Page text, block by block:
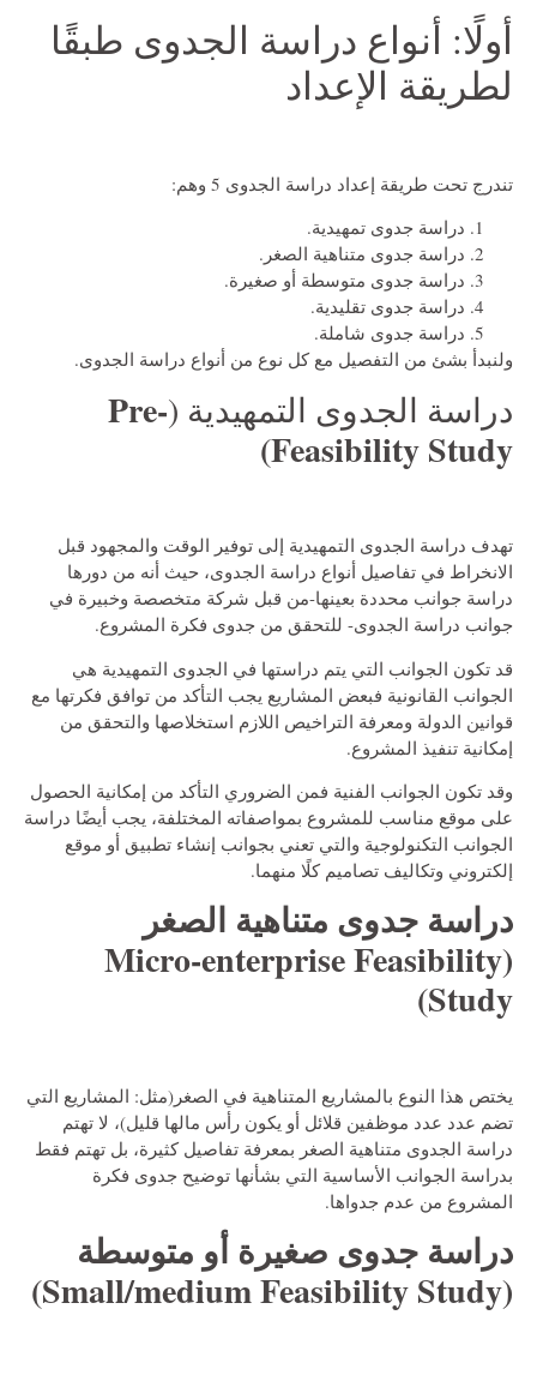
أولًا: أنواع دراسة الجدوى طبقًا
لطريقة الإعداد
تندرج تحت طريقة إعداد دراسة الجدوى 5 وهم:
دراسة جدوى تمهيدية.
دراسة جدوى متناهية الصغر.
دراسة جدوى متوسطة أو صغيرة.
دراسة جدوى تقليدية.
دراسة جدوى شاملة.
ولنبدأ بشئ من التفصيل مع كل نوع من أنواع دراسة الجدوى.
دراسة الجدوى التمهيدية (Pre-
Feasibility Study)
تهدف دراسة الجدوى التمهيدية إلى توفير الوقت والمجهود قبل
الانخراط في تفاصيل أنواع دراسة الجدوى، حيث أنه من دورها
دراسة جوانب محددة بعينها-من قبل شركة متخصصة وخبيرة في
جوانب دراسة الجدوى- للتحقق من جدوى فكرة المشروع.
قد تكون الجوانب التي يتم دراستها في الجدوى التمهيدية هي
الجوانب القانونية فبعض المشاريع يجب التأكد من توافق فكرتها مع
قوانين الدولة ومعرفة التراخيص اللازم استخلاصها والتحقق من
إمكانية تنفيذ المشروع.
وقد تكون الجوانب الفنية فمن الضروري التأكد من إمكانية الحصول
على موقع مناسب للمشروع بمواصفاته المختلفة، يجب أيضًا دراسة
الجوانب التكنولوجية والتي تعني بجوانب إنشاء تطبيق أو موقع
إلكتروني وتكاليف تصاميم كلًا منهما.
دراسة جدوى متناهية الصغر
Micro-enterprise Feasibility
Study)
يختص هذا النوع بالمشاريع المتناهية في الصغر(مثل: المشاريع التي
تضم عدد عدد موظفين قلائل أو يكون رأس مالها قليل)، لا تهتم
دراسة الجدوى متناهية الصغر بمعرفة تفاصيل كثيرة، بل تهتم فقط
بدراسة الجوانب الأساسية التي بشأنها توضيح جدوى فكرة
المشروع من عدم جدواها.
دراسة جدوى صغيرة أو متوسطة
Small/medium Feasibility Study)